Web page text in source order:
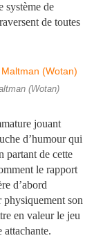
système de
de toutes
(Wotan)
jouant
d’humour qui
partant de cette
le rapport
d’abord
physiquement son
en valeur le jeu
attachante.